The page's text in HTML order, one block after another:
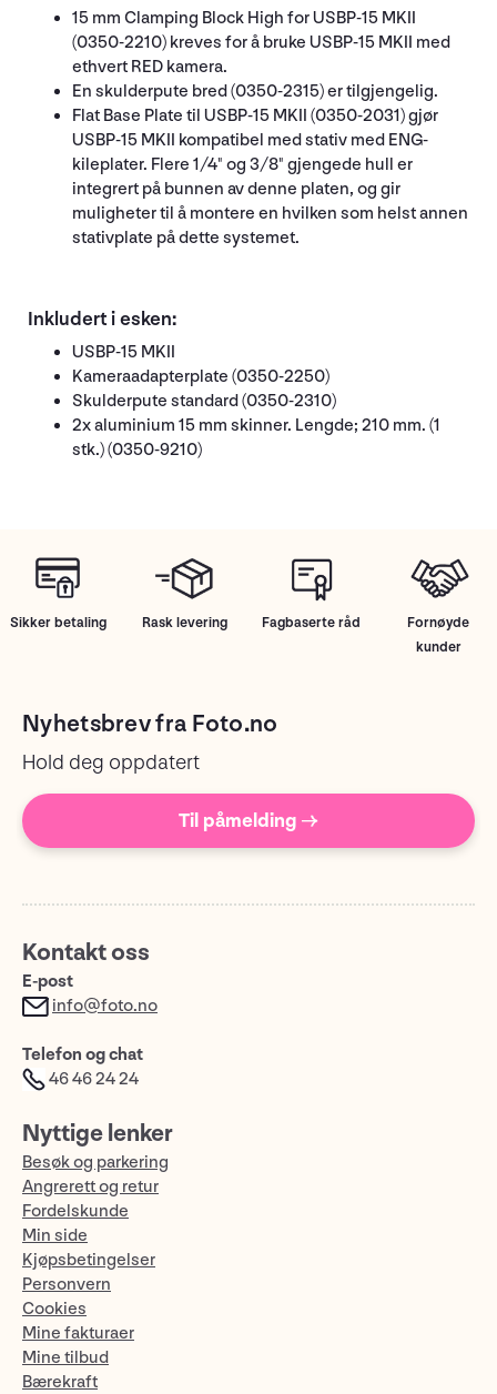
15 mm Clamping Block High for USBP-15 MKII
(0350-2210) kreves for å bruke USBP-15 MKII med
ethvert RED kamera.
En skulderpute bred (0350-2315) er tilgjengelig.
Flat Base Plate til USBP-15 MKII (0350-2031) gjør
USBP-15 MKII kompatibel med stativ med ENG-
kileplater. Flere 1/4" og 3/8" gjengede hull er
integrert på bunnen av denne platen, og gir
muligheter til å montere en hvilken som helst annen
stativplate på dette systemet.
Inkludert i esken:
USBP-15 MKII
Kameraadapterplate (0350-2250)
Skulderpute standard (0350-2310)
2x aluminium 15 mm skinner. Lengde; 210 mm. (1
stk.) (0350-9210)
Sikker betaling Rask levering Fagbaserte råd
Fornøyde
kunder
Nyhetsbrev fra Foto.no
Hold deg oppdatert
Til påmelding →
Kontakt oss
E-post
info@foto.no
Telefon og chat
46 46 24 24
Nyttige lenker
Besøk og parkering
Angrerett og retur
Fordelskunde
Min side
Kjøpsbetingelser
Personvern
Cookies
Mine fakturaer
Mine tilbud
Bærekraft